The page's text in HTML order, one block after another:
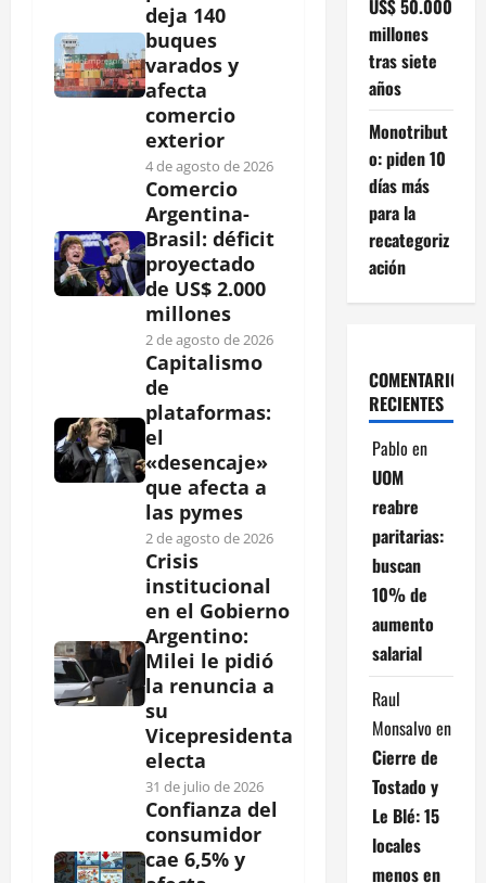
deja 140
buques
varados y
afecta
comercio
exterior
4 de agosto de 2026
Comercio
Argentina-
Brasil: déficit
proyectado
de US$ 2.000
millones
2 de agosto de 2026
Capitalismo
de
plataformas:
el
«desencaje»
que afecta a
las pymes
2 de agosto de 2026
Crisis
institucional
en el Gobierno
Argentino:
Milei le pidió
la renuncia a
su
Vicepresidenta
electa
31 de julio de 2026
Confianza del
consumidor
cae 6,5% y
US$ 50.000
millones
tras siete
años
Monotribut
o: piden 10
días más
para la
recategoriz
ación
COMENTARIOS
RECIENTES
Pablo en
UOM
reabre
paritarias:
buscan
10% de
aumento
salarial
Raul
Monsalvo en
Cierre de
Tostado y
Le Blé: 15
locales
menos en